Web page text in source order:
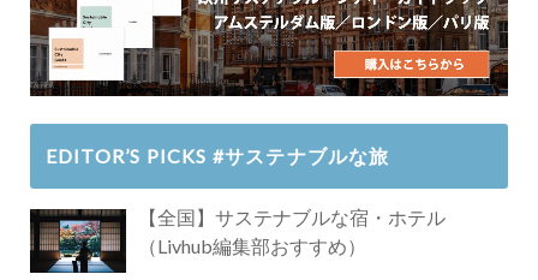
EDITOR’S PICKS #サステナブルな旅
【全国】サステナブルな宿・ホテル
（Livhub編集部おすすめ）